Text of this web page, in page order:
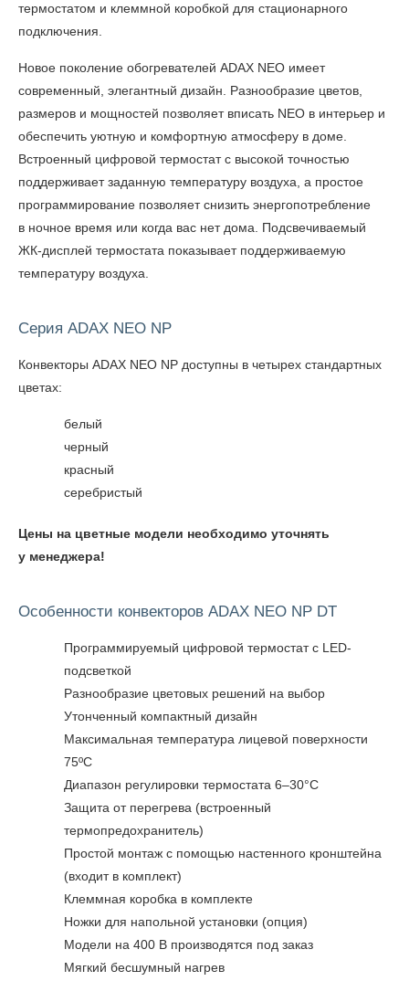
термостатом и клеммной коробкой для стационарного
подключения.
Новое поколение обогревателей ADAX NEO имеет
современный, элегантный дизайн. Разнообразие цветов,
размеров и мощностей позволяет вписать NEO в интерьер и
обеспечить уютную и комфортную атмосферу в доме.
Встроенный цифровой термостат с высокой точностью
поддерживает заданную температуру воздуха, а простое
программирование позволяет снизить энергопотребление
в ночное время или когда вас нет дома. Подсвечиваемый
ЖК-дисплей термостата показывает поддерживаемую
температуру воздуха.
Серия ADAX NEO NP
Конвекторы ADAX NEO NP доступны в четырех стандартных
цветах:
белый
черный
красный
серебристый
Цены на цветные модели необходимо уточнять
у менеджера!
Особенности конвекторов ADAX NEO NP DT
Программируемый цифровой термостат с LED-
подсветкой
Разнообразие цветовых решений на выбор
Утонченный компактный дизайн
Максимальная температура лицевой поверхности
75ºC
Диапазон регулировки термостата 6–30°C
Защита от перегрева (встроенный
термопредохранитель)
Простой монтаж с помощью настенного кронштейна
(входит в комплект)
Клеммная коробка в комплекте
Ножки для напольной установки (опция)
Модели на 400 В производятся под заказ
Мягкий бесшумный нагрев